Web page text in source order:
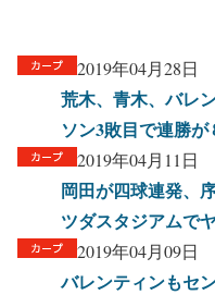
2019年04月28日
荒木、青木、バレ
ソン3敗目で連勝
2019年04月11日
岡田が四球連発、
ツダスタジアムで
2019年04月09日
バレンティンもセ